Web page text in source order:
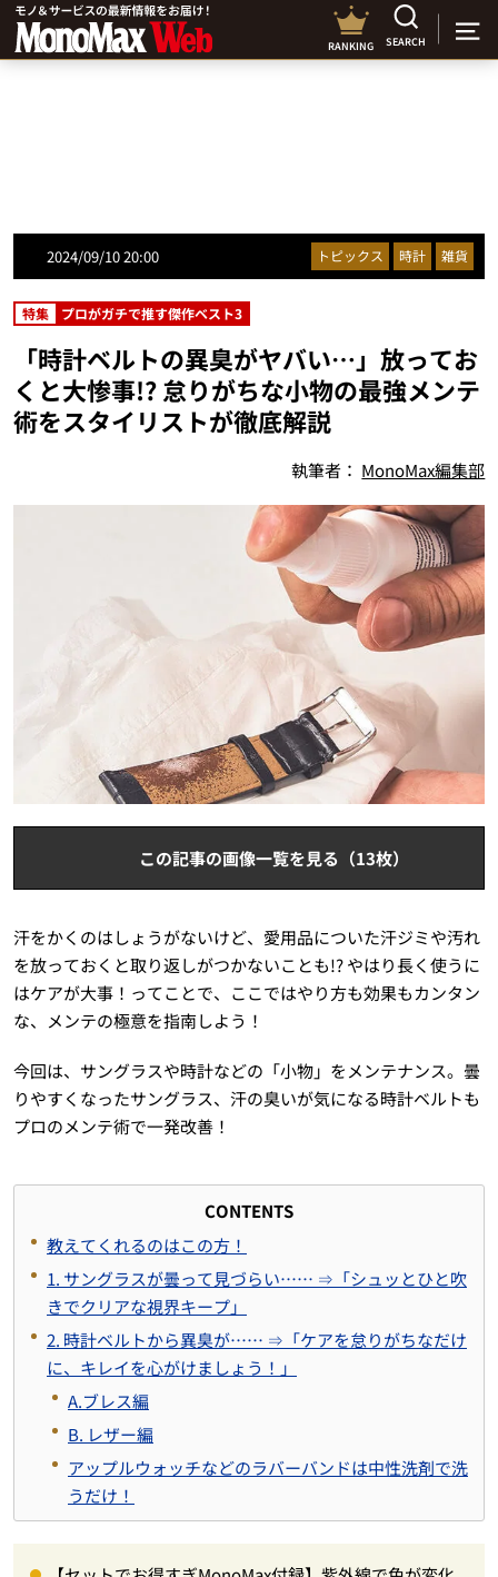
RANKING SEARCH
2024/09/10 20:00 トピックス 時計 雑貨
特集 プロがガチで推す傑作ベスト3
「時計ベルトの異臭がヤバい…」放ってお
くと大惨事!? 怠りがちな小物の最強メンテ
術をスタイリストが徹底解説
執筆者： MonoMax編集部
この記事の画像一覧を見る（13枚）
汗をかくのはしょうがないけど、愛用品についた汗ジミや汚れ
を放っておくと取り返しがつかないことも!? やはり長く使うに
はケアが大事！ってことで、ここではやり方も効果もカンタン
な、メンテの極意を指南しよう！
今回は、サングラスや時計などの「小物」をメンテナンス。曇
りやすくなったサングラス、汗の臭いが気になる時計ベルトも
プロのメンテ術で一発改善！
CONTENTS
教えてくれるのはこの方！
1. サングラスが曇って見づらい…… ⇒「シュッとひと吹
きでクリアな視界キープ」
2. 時計ベルトから異臭が…… ⇒「ケアを怠りがちなだけ
に、キレイを心がけましょう！」
A.ブレス編
B. レザー編
アップルウォッチなどのラバーバンドは中性洗剤で洗
うだけ！